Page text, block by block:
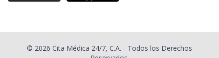
© 2026 Cita Médica 24/7, C.A. - Todos los Derechos